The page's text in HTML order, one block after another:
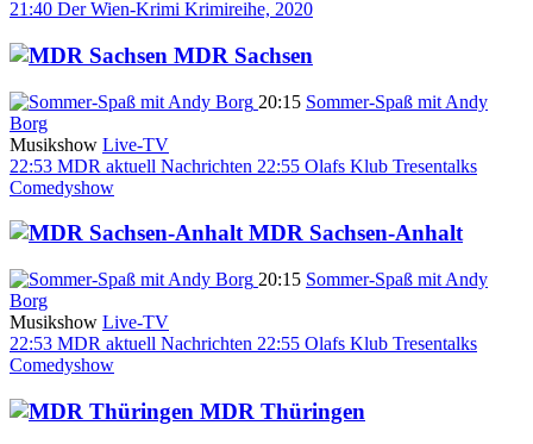
21:40 Der Wien-Krimi Krimireihe, 2020
MDR Sachsen
20:15 Sommer-Spaß mit Andy
Borg
Musikshow Live-TV
22:53 MDR aktuell Nachrichten 22:55 Olafs Klub Tresentalks
Comedyshow
MDR Sachsen-Anhalt
20:15 Sommer-Spaß mit Andy
Borg
Musikshow Live-TV
22:53 MDR aktuell Nachrichten 22:55 Olafs Klub Tresentalks
Comedyshow
MDR Thüringen